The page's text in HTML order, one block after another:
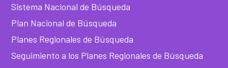
Sistema Nacional de Búsqueda
Plan Nacional de Búsqueda
Planes Regionales de Búsqueda
Seguimiento a los Planes Regionales de Búsqueda